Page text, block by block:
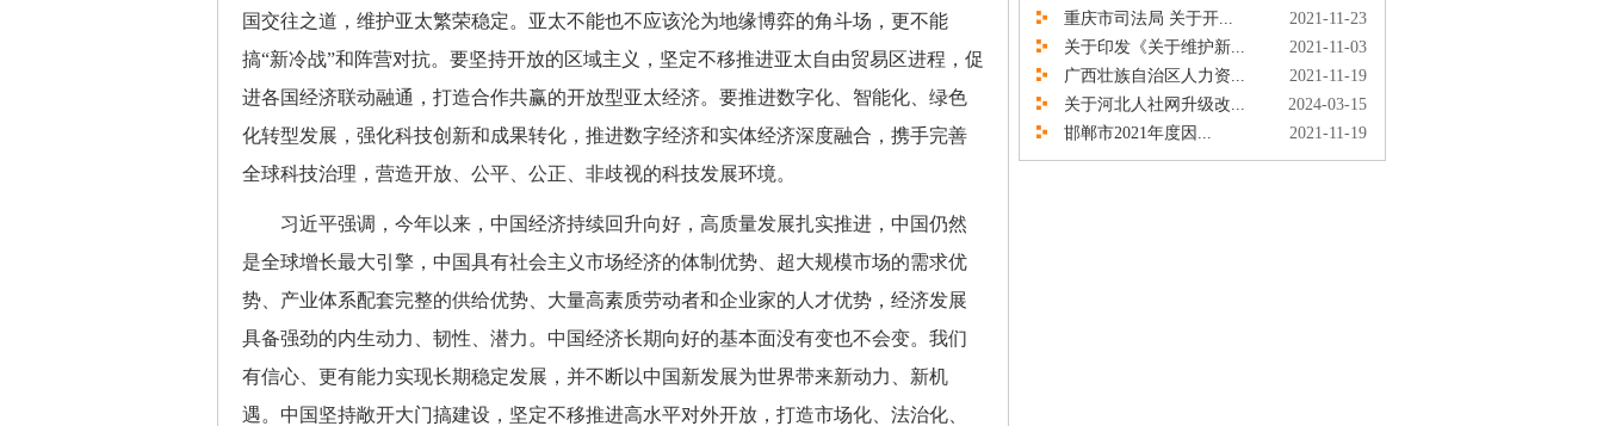
国交往之道，维护亚太繁荣稳定。亚太不能也不应该沦为地缘博弈的角斗场，更不能
搞“新冷战”和阵营对抗。要坚持开放的区域主义，坚定不移推进亚太自由贸易区进程，促
进各国经济联动融通，打造合作共赢的开放型亚太经济。要推进数字化、智能化、绿色
化转型发展，强化科技创新和成果转化，推进数字经济和实体经济深度融合，携手完善
全球科技治理，营造开放、公平、公正、非歧视的科技发展环境。
习近平强调，今年以来，中国经济持续回升向好，高质量发展扎实推进，中国仍然
是全球增长最大引擎，中国具有社会主义市场经济的体制优势、超大规模市场的需求优
势、产业体系配套完整的供给优势、大量高素质劳动者和企业家的人才优势，经济发展
具备强劲的内生动力、韧性、潜力。中国经济长期向好的基本面没有变也不会变。我们
有信心、更有能力实现长期稳定发展，并不断以中国新发展为世界带来新动力、新机
遇。中国坚持敞开大门搞建设，坚定不移推进高水平对外开放，打造市场化、法治化、
重庆市司法局 关于开...
2021-11-23
关于印发《关于维护新...
2021-11-03
广西壮族自治区人力资...
2021-11-19
关于河北人社网升级改...
2024-03-15
邯郸市2021年度因...
2021-11-19